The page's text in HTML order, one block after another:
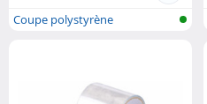
Coupe polystyrène